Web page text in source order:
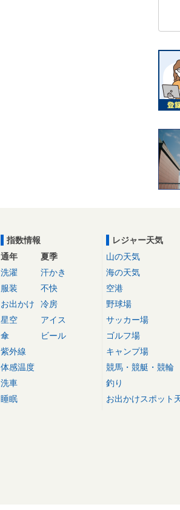
指数情報
通年
洗濯
服装
お出かけ
星空
傘
紫外線
体感温度
洗車
睡眠
夏季
汗かき
不快
冷房
アイス
ビール
レジャー天気
山の天気
海の天気
空港
野球場
サッカー場
ゴルフ場
キャンプ場
競馬・競艇・競輪
釣り
お出かけスポット